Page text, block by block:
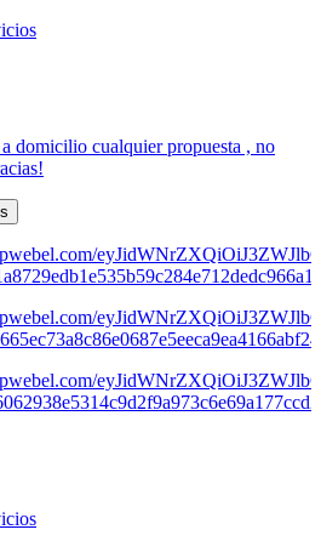
domicilio cualquier propuesta , no